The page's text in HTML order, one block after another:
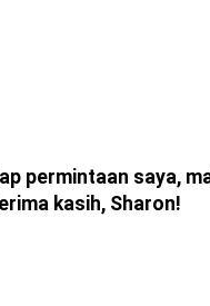
permintaan saya,
kasih, Sharon!